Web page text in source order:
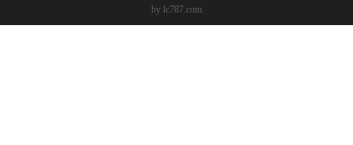
by lc787.com